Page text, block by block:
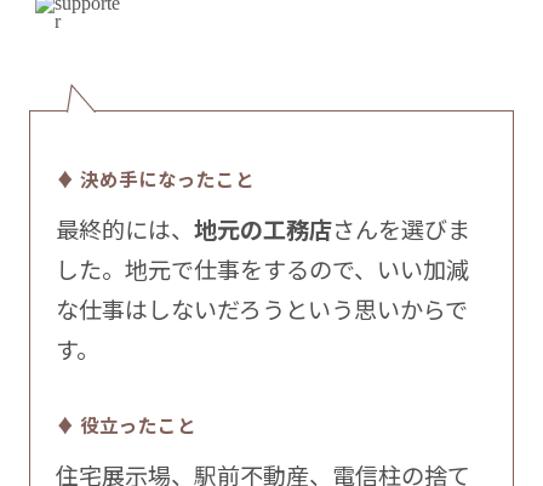
♦ 決め手になったこと
最終的には、 地元の工務店さんを選びま
した。地元で仕事をするので、いい加減
な仕事はしないだろうという思いからで
す。
♦ 役立ったこと
住宅展示場、駅前不動産、電信柱の捨て